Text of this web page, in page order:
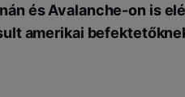
és Avalanche-on is
amerikai